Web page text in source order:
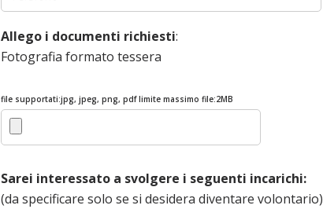
Allego i documenti richiesti:
Fotografia formato tessera
file supportati:jpg, jpeg, png, pdf limite massimo file:2MB
Sarei interessato a svolgere i seguenti incarichi:
(da specificare solo se si desidera diventare volontario)